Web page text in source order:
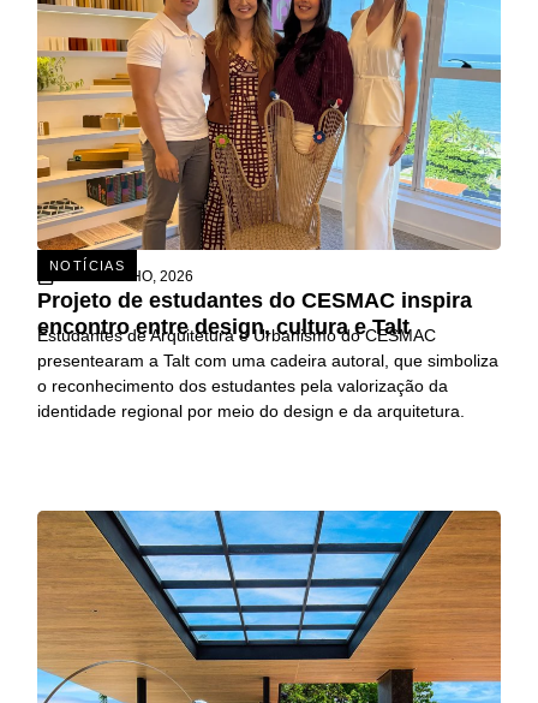
NOTÍCIAS
15 DE JULHO, 2026
Projeto de estudantes do CESMAC inspira
encontro entre design, cultura e Talt
Estudantes de Arquitetura e Urbanismo do CESMAC
presentearam a Talt com uma cadeira autoral, que simboliza
o reconhecimento dos estudantes pela valorização da
identidade regional por meio do design e da arquitetura.